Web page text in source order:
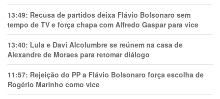
13:49: Recusa de partidos deixa Flávio Bolsonaro sem
tempo de TV e força chapa com Alfredo Gaspar para vice
13:40: Lula e Davi Alcolumbre se reúnem na casa de
Alexandre de Moraes para retomar diálogo
11:57: Rejeição do PP a Flávio Bolsonaro força escolha de
Rogério Marinho como vice